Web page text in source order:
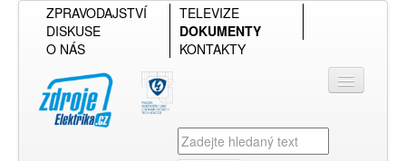
ZPRAVODAJSTVÍ
TELEVIZE
DISKUSE
DOKUMENTY
O NÁS
KONTAKTY